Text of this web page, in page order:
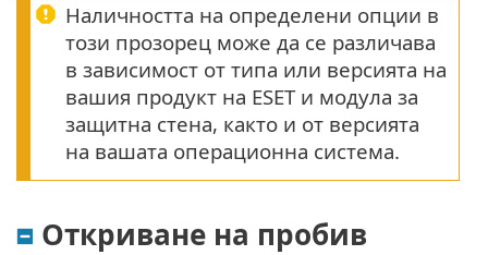
Наличността на определени опции в
този прозорец може да се различава
в зависимост от типа или версията на
вашия продукт на ESET и модула за
защитна стена, както и от версията
на вашата операционна система.
Откриване на пробив